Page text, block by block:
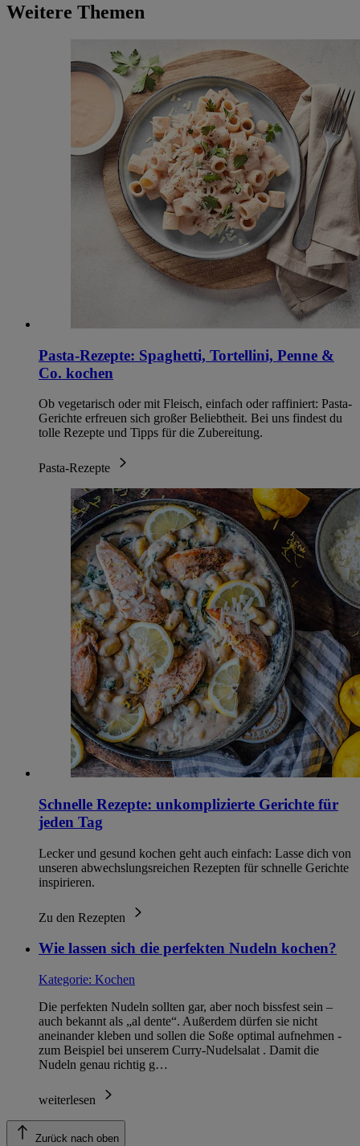
Weitere Themen
Pasta-Rezepte: Spaghetti, Tortellini, Penne &
Co. kochen
Ob vegetarisch oder mit Fleisch, einfach oder raffiniert: Pasta-
Gerichte erfreuen sich großer Beliebtheit. Bei uns findest du
tolle Rezepte und Tipps für die Zubereitung.
Pasta-Rezepte
Schnelle Rezepte: unkomplizierte Gerichte für
jeden Tag
Lecker und gesund kochen geht auch einfach: Lasse dich von
unseren abwechslungsreichen Rezepten für schnelle Gerichte
inspirieren.
Zu den Rezepten
Wie lassen sich die perfekten Nudeln kochen?
Kategorie: Kochen
Die perfekten Nudeln sollten gar, aber noch bissfest sein –
auch bekannt als „al dente“. Außerdem dürfen sie nicht
aneinander kleben und sollen die Soße optimal aufnehmen -
zum Beispiel bei unserem Curry-Nudelsalat . Damit die
Nudeln genau richtig g…
weiterlesen
Zurück nach oben